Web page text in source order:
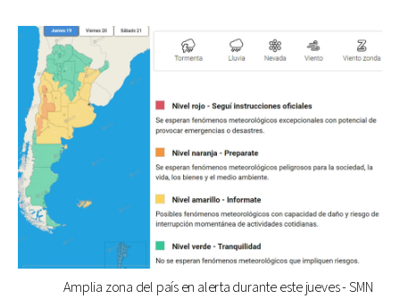
Amplia zona del país en alerta durante este jueves - SMN